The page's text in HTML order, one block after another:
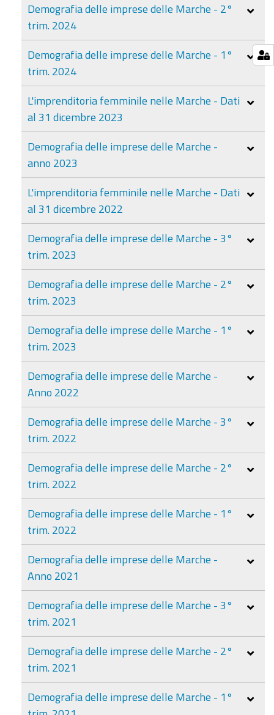
Demografia delle imprese delle Marche - 2°
trim. 2024
Demografia delle imprese delle Marche - 1°
trim. 2024
L'imprenditoria femminile nelle Marche - Dati
al 31 dicembre 2023
Demografia delle imprese delle Marche -
anno 2023
L'imprenditoria femminile nelle Marche - Dati
al 31 dicembre 2022
Demografia delle imprese delle Marche - 3°
trim. 2023
Demografia delle imprese delle Marche - 2°
trim. 2023
Demografia delle imprese delle Marche - 1°
trim. 2023
Demografia delle imprese delle Marche -
Anno 2022
Demografia delle imprese delle Marche - 3°
trim. 2022
Demografia delle imprese delle Marche - 2°
trim. 2022
Demografia delle imprese delle Marche - 1°
trim. 2022
Demografia delle imprese delle Marche -
Anno 2021
Demografia delle imprese delle Marche - 3°
trim. 2021
Demografia delle imprese delle Marche - 2°
trim. 2021
Demografia delle imprese delle Marche - 1°